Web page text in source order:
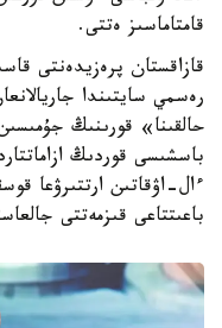
قامتاماسىز ەتتى.
قازاقستان پرەزيدەنتى
رەسمي سايتىندا
حالقىنا» قورىنىڭ
باسشىسى قوردىڭ
ءال-اۋقاتىن ارتتىرۋعا
باعىتتاعى قىزمەتتى